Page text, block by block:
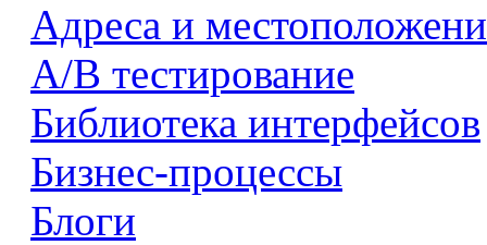
Адреса и
А/В тестирование
Библиотека интерфейсов
Бизнес-процессы
Блоги